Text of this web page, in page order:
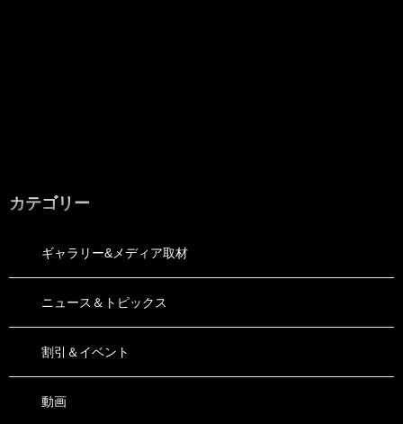
カテゴリー
ギャラリー&メディア取材
ニュース＆トピックス
割引＆イベント
動画